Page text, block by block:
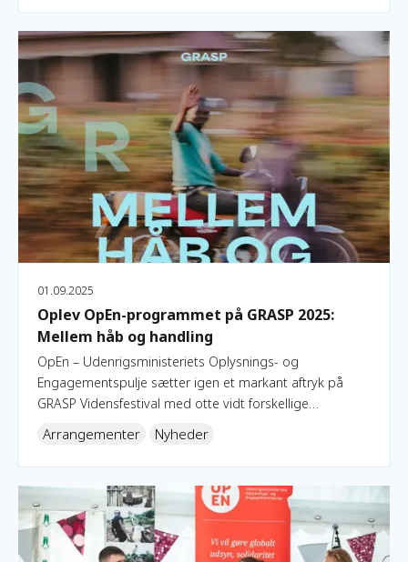
01.09.2025
Oplev OpEn-programmet på GRASP 2025:
Mellem håb og handling
OpEn – Udenrigsministeriets Oplysnings- og
Engagementspulje sætter igen et markant aftryk på
GRASP Vidensfestival med otte vidt forskellige
livsvilkår til klimapsykologi og cirkulær økonomi. Her
møder du både fortællinger fra verdens brændpunkter,
nye udviklingsmodeller og konkrete værktøjer til
forandring.
Arrangementer Nyheder
Oplev OpEn-programmet på GRASP 2025
OpEn på Klimafolkemødet: Hvordan kan vi handle på den